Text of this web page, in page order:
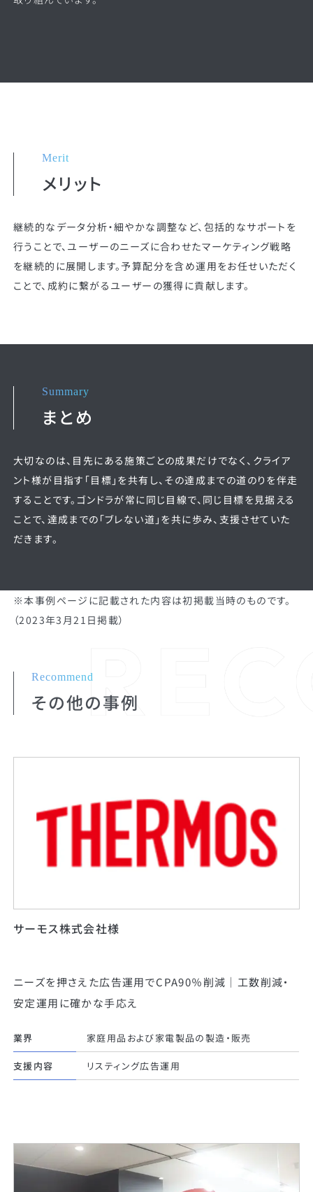
Merit
メリット
継続的なデータ分析・細やかな調整など、包括的なサポートを
行うことで、ユーザーのニーズに合わせたマーケティング戦略
を継続的に展開します。予算配分を含め運用をお任せいただく
ことで、成約に繋がるユーザーの獲得に貢献します。
Summary
まとめ
大切なのは、目先にある施策ごとの成果だけでなく、クライア
ント様が目指す「目標」を共有し、その達成までの道のりを伴走
することです。ゴンドラが常に同じ目線で、同じ目標を見据える
ことで、達成までの「ブレない道」を共に歩み、支援させていた
だきます。
※本事例ページに記載された内容は初掲載当時のものです。
（2023年3月21日掲載）
Recommend
その他の事例
サーモス株式会社様
ニーズを押さえた広告運用でCPA90％削減｜工数削減・
安定運用に確かな手応え
業界 家庭用品および家電製品の製造・販売
支援内容 リスティング広告運用